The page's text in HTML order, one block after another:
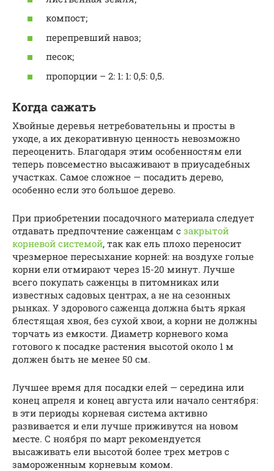
компост;
перепревший навоз;
песок;
пропорции – 2: 1: 1: 0,5: 0,5.
Когда сажать
Хвойные деревья нетребовательны и просты в
уходе, а их декоративную ценность невозможно
переоценить. Благодаря этим особенностям ели
теперь повсеместно высаживают в приусадебных
участках. Самое сложное — посадить дерево,
особенно если это большое дерево.
При приобретении посадочного материала следует
отдавать предпочтение саженцам с закрытой
корневой системой, так как ель плохо переносит
чрезмерное пересыхание корней: на воздухе голые
корни ели отмирают через 15-20 минут. Лучше
всего покупать саженцы в питомниках или
известных садовых центрах, а не на сезонных
рынках. У здорового саженца должна быть яркая
блестящая хвоя, без сухой хвои, а корни не должны
торчать из емкости. Диаметр корневого кома
готового к посадке растения высотой около 1 м
должен быть не менее 50 см.
Лучшее время для посадки елей — середина или
конец апреля и конец августа или начало сентября:
в эти периоды корневая система активно
развивается и ели лучше приживутся на новом
месте. С ноября по март рекомендуется
высаживать ели высотой более трех метров с
замороженным корневым комом.